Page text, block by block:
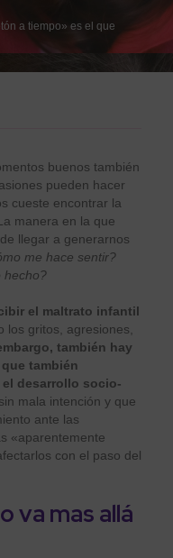
a tiempo» es el que
buenos también
pueden hacer
cueste encontrar la
manera en la que
llegar a generarnos
me hace sentir?
hecho?
el maltrato infantil
los gritos, agresiones,
también hay
también
desarrollo socio-
sin mala intención y que
ante las
«aparentemente
con el paso del
va mas allá